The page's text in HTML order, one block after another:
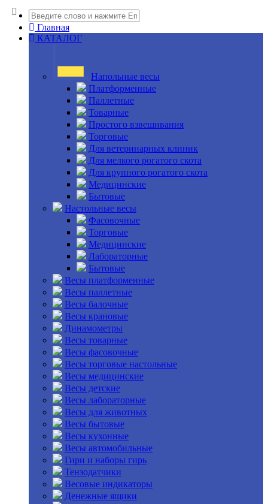
Главная
КАТАЛОГ
Напольные весы
Платформенные
Паллетные
Товарные
Простого взвешивания
Торговые
Для ветеринарных клиник
Для мелкого рогатого скота
Для крупного рогатого скота
Медицинские
Бытовые
Настольные весы
Фасовочные
Торговые
Медицинские
Лабораторные
Бытовые
Весы платформенные
Весы паллетные
Весы балочные
Весы крановые
Динамометры
Весы товарные
Весы фасовочные
Весы торговые настольные
Весы медицинские
Весы детские
Весы лабораторные
Весы для животных
Весы бытовые
Весы кухонные
Весы автомобильные
Гири и наборы гирь
Тензодатчики
Весовые индикаторы
Денежные ящики